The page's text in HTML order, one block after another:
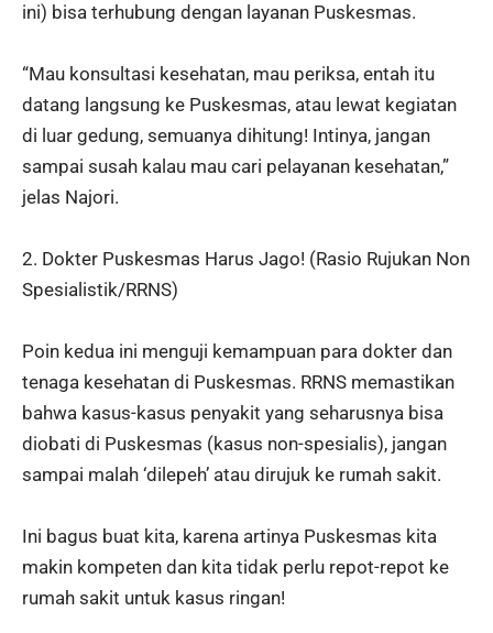
ini) bisa terhubung dengan layanan Puskesmas.
“Mau konsultasi kesehatan, mau periksa, entah itu
datang langsung ke Puskesmas, atau lewat kegiatan
di luar gedung, semuanya dihitung! Intinya, jangan
sampai susah kalau mau cari pelayanan kesehatan,”
jelas Najori.
2. Dokter Puskesmas Harus Jago! (Rasio Rujukan Non
Spesialistik/RRNS)
Poin kedua ini menguji kemampuan para dokter dan
tenaga kesehatan di Puskesmas. RRNS memastikan
bahwa kasus-kasus penyakit yang seharusnya bisa
diobati di Puskesmas (kasus non-spesialis), jangan
sampai malah ‘dilepeh’ atau dirujuk ke rumah sakit.
Ini bagus buat kita, karena artinya Puskesmas kita
makin kompeten dan kita tidak perlu repot-repot ke
rumah sakit untuk kasus ringan!